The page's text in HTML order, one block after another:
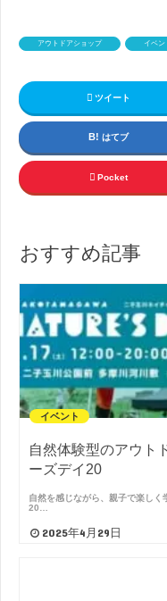
アウトドアショップ イベン
ツイート
はてブ
Pocket
おすすめ記事
イベント
自然体験型のアウト
ーズデイ20
自然を感じながら、親子で楽し
20…
2025年4月29日